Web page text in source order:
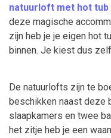
natuurloft met hot tub
deze magische
zijn heb je je eigen hot
binnen. Je kiest dus
De natuurlofts zijn te
beschikken naast deze
slaapkamers en twee
het zitje heb je een